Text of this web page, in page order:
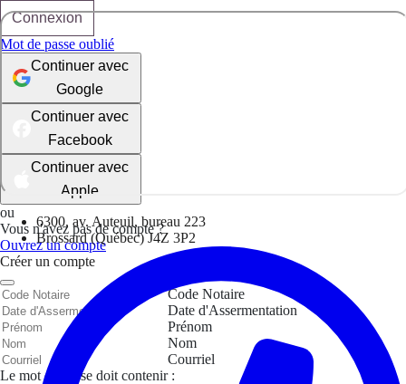
6300, av. Auteuil, bureau 223
Brossard (Québec) J4Z 3P2
Connexion
Mot de passe oublié
Continuer avec
Google
Continuer avec
Facebook
Continuer avec
Apple
ou
Vous n'avez pas de compte ?
Ouvrez un compte
Créer un compte
Code Notaire
Date d'Assermentation
Prénom
Nom
Courriel
Le mot de passe doit contenir :